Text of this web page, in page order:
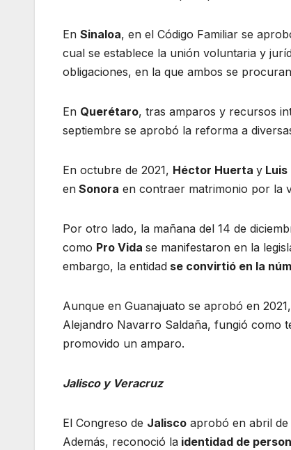
En Sinaloa, en el Código Familiar se
cual se establece la unión voluntaria y
obligaciones, en la que ambos se
En Querétaro, tras amparos y recursos
septiembre se aprobó la reforma a
En octubre de 2021, Héctor Huerta y Luis
en Sonora en contraer matrimonio por la
Por otro lado, la mañana del 14 de
como Pro Vida se manifestaron en la
embargo, la entidad se convirtió en la
Aunque en Guanajuato se aprobó en
Alejandro Navarro Saldaña, fungió como
promovido un amparo.
Jalisco y Veracruz
El Congreso de Jalisco aprobó en abril
Además, reconoció la identidad de